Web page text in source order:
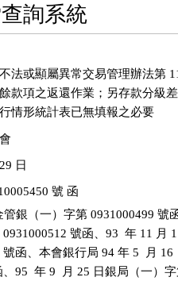
詢系統
法或顯屬異常交易管理辦法第
款項之返還作業；另存款分級
情形統計表已無填報之必要
日
號 函
銀（一）字第 0931000499 號
0931000512 號函、93  年 11 月
號函、本會銀行局 94 年 5  月
、95  年 9  月 25 日銀局（一）